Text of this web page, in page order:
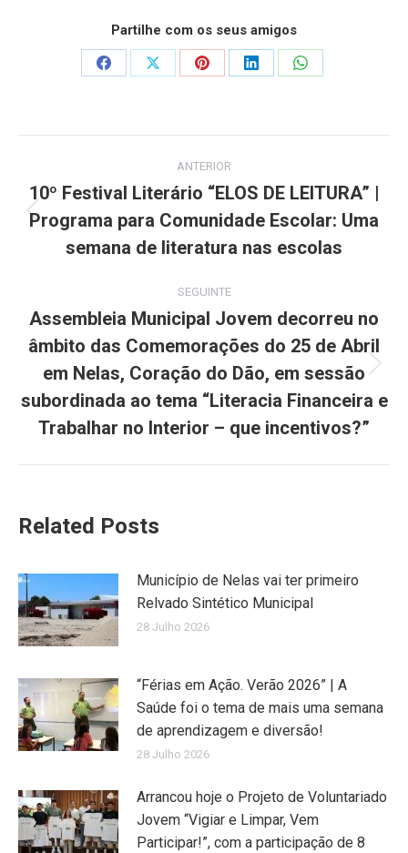
Partilhe com os seus amigos
Share
Share
Share
Share
Share
navigation
ANTERIOR
Previous
post:
10º Festival Literário “ELOS DE LEITURA” |
Programa para Comunidade Escolar: Uma
semana de literatura nas escolas
SEGUINTE
Next
post:
Assembleia Municipal Jovem decorreu no
âmbito das Comemorações do 25 de Abril
em Nelas, Coração do Dão, em sessão
subordinada ao tema “Literacia Financeira e
Trabalhar no Interior – que incentivos?”
Related Posts
Município de Nelas vai ter primeiro
Relvado Sintético Municipal
28 Julho 2026
“Férias em Ação. Verão 2026” | A
Saúde foi o tema de mais uma semana
de aprendizagem e diversão!
28 Julho 2026
Arrancou hoje o Projeto de Voluntariado
Jovem “Vigiar e Limpar, Vem
Participar!”, com a participação de 8